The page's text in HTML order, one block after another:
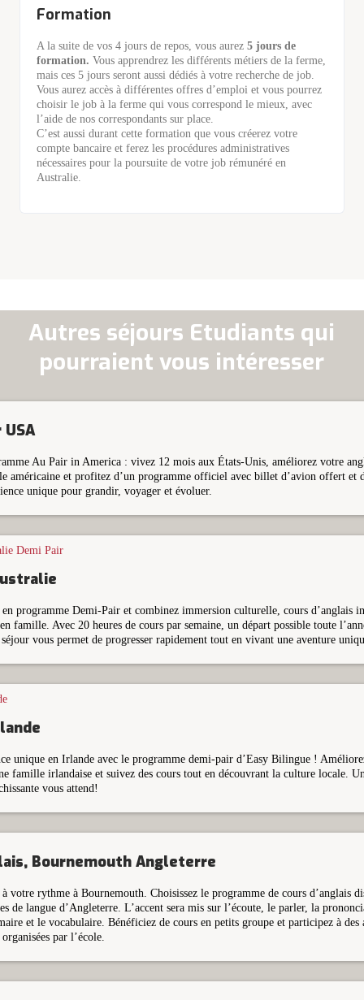
Formation
A la suite de vos 4 jours de repos, vous aurez 5 jours de
formation. Vous apprendrez les différents métiers de la ferme,
mais ces 5 jours seront aussi dédiés à votre recherche de job.
Vous aurez accès à différentes offres d’emploi et vous pourrez
choisir le job à la ferme qui vous correspond le mieux, avec
l’aide de nos correspondants sur place.
C’est aussi durant cette formation que vous créerez votre
compte bancaire et ferez les procédures administratives
nécessaires pour la poursuite de votre job rémunéré en
Australie.
Autres séjours Etudiants qui
pourraient vous intéresser
Au Pair in America : vivez 12 mois aux États-Unis, améliorez votre
américaine et profitez d’un programme officiel avec billet d’avion offert et
unique pour grandir, voyager et évoluer.
programme Demi-Pair et combinez immersion culturelle, cours d’anglais
famille. Avec 20 heures de cours par semaine, un départ possible toute
séjour vous permet de progresser rapidement tout en vivant une aventure
unique en Irlande avec le programme demi-pair d’Easy Bilingue !
famille irlandaise et suivez des cours tout en découvrant la culture locale.
vous attend!
Bournemouth Angleterre
votre rythme à Bournemouth. Choisissez le programme de cours d’anglais
de langue d’Angleterre. L’accent sera mis sur l’écoute, le parler, la
et le vocabulaire. Bénéficiez de cours en petits groupe et participez à des
par l’école.